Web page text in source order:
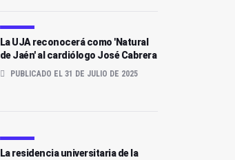
La UJA reconocerá como 'Natural
de Jaén' al cardiólogo José Cabrera
PUBLICADO EL 31 DE JULIO DE 2025
La residencia universitaria de la